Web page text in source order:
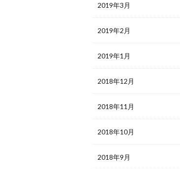
2019年3月
2019年2月
2019年1月
2018年12月
2018年11月
2018年10月
2018年9月